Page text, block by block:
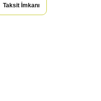
Taksit İmkanı